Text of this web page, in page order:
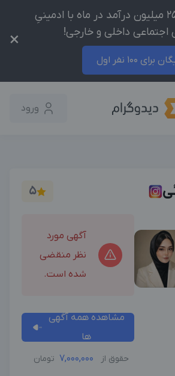
وبینار رایگان: +25 میلیون درآمد در ماه با ادمینیِ
داخلی و خارجی!
برای 100 نفر اول
×
ورود
5
آگهی مورد
نظر منقضی
شده است.
مشاهده همه آگهی
ها
حقوق از 7,000,000 تومان